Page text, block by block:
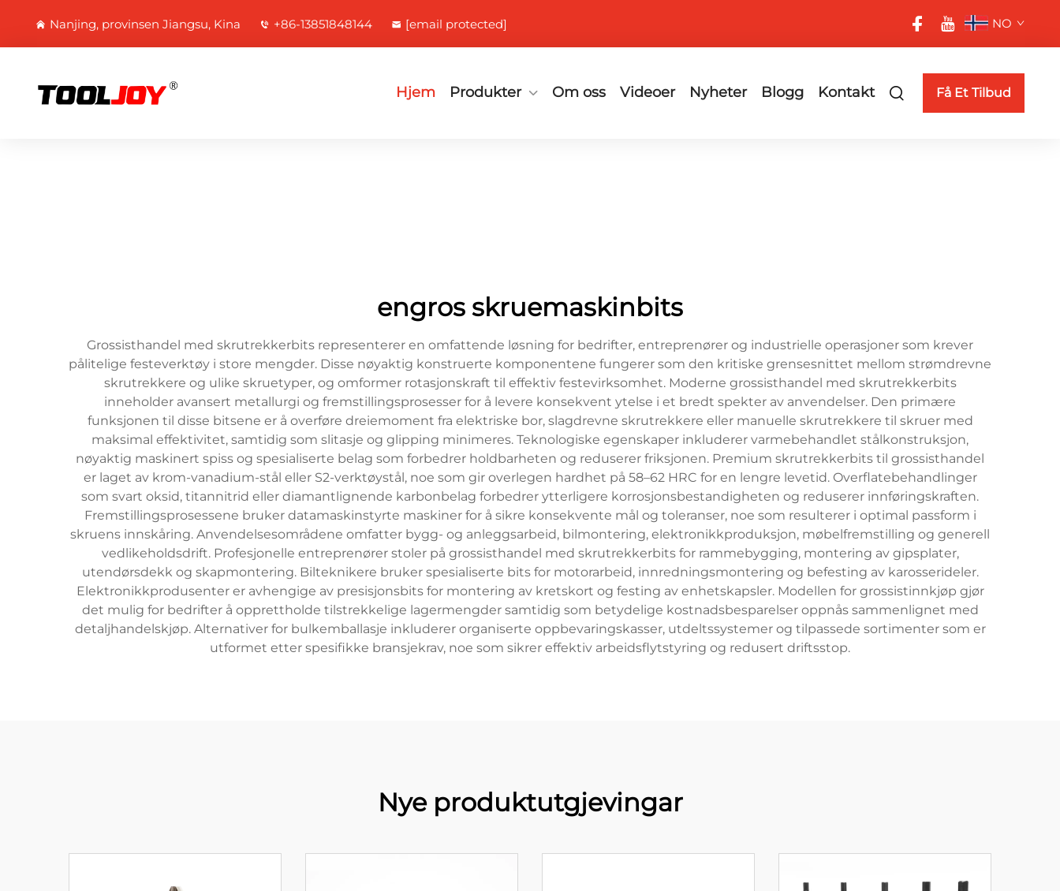
Nanjing, provinsen Jiangsu, Kina +86-13851848144 [email protected] NO
Hjem Produkter Om oss Videoer Nyheter Blogg Kontakt Få Et Tilbud
engros skruemaskinbits
Grossisthandel med skrutrekkerbits representerer en omfattende løsning for bedrifter, entreprenører og industrielle operasjoner som krever
pålitelige festeverktøy i store mengder. Disse nøyaktig konstruerte komponentene fungerer som den kritiske grensesnittet mellom strømdrevne
skrutrekkere og ulike skruetyper, og omformer rotasjonskraft til effektiv festevirksomhet. Moderne grossisthandel med skrutrekkerbits
inneholder avansert metallurgi og fremstillingsprosesser for å levere konsekvent ytelse i et bredt spekter av anvendelser. Den primære
funksjonen til disse bitsene er å overføre dreiemoment fra elektriske bor, slagdrevne skrutrekkere eller manuelle skrutrekkere til skruer med
maksimal effektivitet, samtidig som slitasje og glipping minimeres. Teknologiske egenskaper inkluderer varmebehandlet stålkonstruksjon,
nøyaktig maskinert spiss og spesialiserte belag som forbedrer holdbarheten og reduserer friksjonen. Premium skrutrekkerbits til grossisthandel
er laget av krom-vanadium-stål eller S2-verktøystål, noe som gir overlegen hardhet på 58–62 HRC for en lengre levetid. Overflatebehandlinger
som svart oksid, titannitrid eller diamantlignende karbonbelag forbedrer ytterligere korrosjonsbestandigheten og reduserer innføringskraften.
Fremstillingsprosessene bruker datamaskinstyrte maskiner for å sikre konsekvente mål og toleranser, noe som resulterer i optimal passform i
skruens innskåring. Anvendelsesområdene omfatter bygg- og anleggsarbeid, bilmontering, elektronikkproduksjon, møbelfremstilling og generell
vedlikeholdsdrift. Profesjonelle entreprenører stoler på grossisthandel med skrutrekkerbits for rammebygging, montering av gipsplater,
utendørsdekk og skapmontering. Bilteknikere bruker spesialiserte bits for motorarbeid, innredningsmontering og befesting av karosserideler.
Elektronikkprodusenter er avhengige av presisjonsbits for montering av kretskort og festing av enhetskapsler. Modellen for grossistinnkjøp gjør
det mulig for bedrifter å opprettholde tilstrekkelige lagermengder samtidig som betydelige kostnadsbesparelser oppnås sammenlignet med
detaljhandelskjøp. Alternativer for bulkemballasje inkluderer organiserte oppbevaringskasser, utdeltssystemer og tilpassede sortimenter som er
utformet etter spesifikke bransjekrav, noe som sikrer effektiv arbeidsflytstyring og redusert driftsstop.
Nye produktutgjevingar